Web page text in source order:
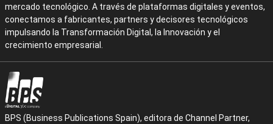
mercado tecnológico. A través de plataformas digitales y eventos,
conectamos a fabricantes, partners y decisores tecnológicos
impulsando la Transformación Digital, la Innovación y el
crecimiento empresarial.
BPS (Business Publications Spain), editora de Channel Partner,